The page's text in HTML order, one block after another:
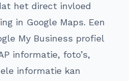
het direct invloed
in Google Maps. Een
My Business profiel
informatie, foto’s,
informatie kan